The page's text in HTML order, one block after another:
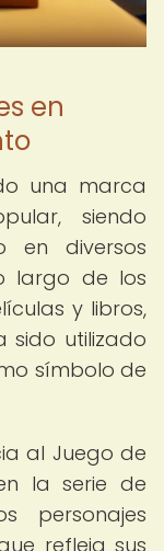
en
una marca
siendo
en diversos
largo de los
y libros,
sido utilizado
símbolo de
al Juego de
la serie de
personajes
refleja sus